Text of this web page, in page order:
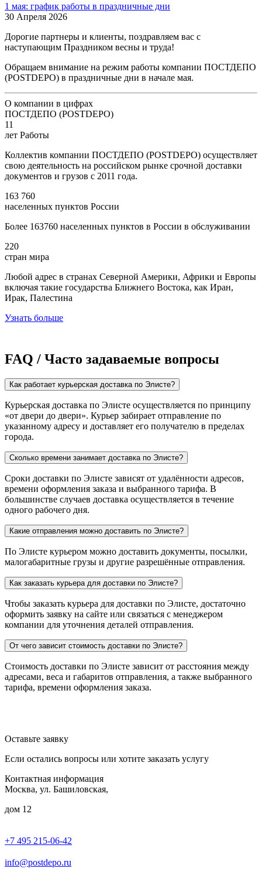
1 мая: график работы в праздничные дни
30 Апреля 2026
Дорогие партнеры и клиенты, поздравляем вас с
наступающим Праздником весны и труда!
Обращаем внимание на режим работы компании ПОСТДЕПО
(POSTDEPO) в праздничные дни в начале мая.
О компании в цифрах
ПОСТДЕПО (POSTDEPO)
11
лет Работы
Коллектив компании ПОСТДЕПО (POSTDEPO) осуществляет
свою деятельность на российском рынке срочной доставки
документов и грузов с 2011 года.
163 760
населенных пунктов России
Более 163760 населенных пунктов в России в обслуживании
220
стран мира
Любой адрес в странах Северной Америки, Африки и Европы
включая такие государства Ближнего Востока, как Иран,
Ирак, Палестина
Узнать больше
FAQ / Часто задаваемые вопросы
Как работает курьерская доставка по Элисте?
Курьерская доставка по Элисте осуществляется по принципу
«от двери до двери». Курьер забирает отправление по
указанному адресу и доставляет его получателю в пределах
города.
Сколько времени занимает доставка по Элисте?
Сроки доставки по Элисте зависят от удалённости адресов,
времени оформления заказа и выбранного тарифа. В
большинстве случаев доставка осуществляется в течение
одного рабочего дня.
Какие отправления можно доставить по Элисте?
По Элисте курьером можно доставить документы, посылки,
малогабаритные грузы и другие разрешённые отправления.
Как заказать курьера для доставки по Элисте?
Чтобы заказать курьера для доставки по Элисте, достаточно
оформить заявку на сайте или связаться с менеджером
компании для уточнения деталей отправления.
От чего зависит стоимость доставки по Элисте?
Стоимость доставки по Элисте зависит от расстояния между
адресами, веса и габаритов отправления, а также выбранного
тарифа, времени оформления заказа.
Оставьте заявку
Если остались вопросы или хотите заказать услугу
Контактная информация
Москва, ул. Башиловская,
дом 12
+7 495 215-06-42
info@postdepo.ru